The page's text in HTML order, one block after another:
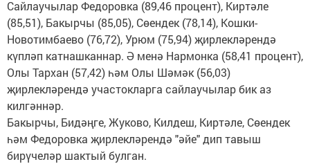
Сайлаучылар Федоровка (89,46 процент), Киртәле
(85,51), Бакырчы (85,05), Сөендек (78,14), Кошки-
Новотимбаево (76,72), Урюм (75,94) җирлекләрендә
күпләп катнашканнар. Ә менә Нармонка (58,41 процент),
Олы Тархан (57,42) һәм Олы Шәмәк (56,03)
җирлекләрендә участокларга сайлаучылар бик аз
килгәннәр.
Бакырчы, Бидәңге, Жуково, Килдеш, Киртәле, Сөендек
һәм Федоровка җирлекләрендә "әйе" дип тавыш
бирүчеләр шактый булган.